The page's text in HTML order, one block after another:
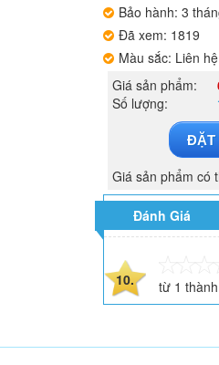
Bảo hành: 3
Đã xem: 1819
Màu sắc: Liên hệ
Giá sản phẩm:
Số lượng:
ĐẶT
Giá sản phẩm có
Đánh Giá
10. từ 1